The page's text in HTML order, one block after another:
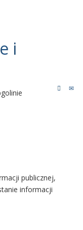
i
publicznej,
informacji